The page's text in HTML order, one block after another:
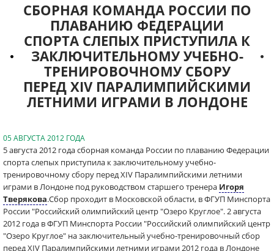
СБОРНАЯ КОМАНДА РОССИИ ПО
ПЛАВАНИЮ ФЕДЕРАЦИИ
СПОРТА СЛЕПЫХ ПРИСТУПИЛА К
ЗАКЛЮЧИТЕЛЬНОМУ УЧЕБНО-
ТРЕНИРОВОЧНОМУ СБОРУ
ПЕРЕД XIV ПАРАЛИМПИЙСКИМИ
ЛЕТНИМИ ИГРАМИ В ЛОНДОНЕ
05 АВГУСТА 2012 ГОДА
5 августа 2012 года сборная команда России по плаванию Федерации
спорта слепых приступила к заключительному учебно-
тренировочному сбору перед XIV Паралимпийскими летними
играми в Лондоне под руководством старшего тренера Игоря
Тверякова.Сбор проходит в Московской области, в ФГУП Минспорта
России "Российский олимпийский центр "Озеро Круглое". 2 августа
2012 года в ФГУП Минспорта России "Российский олимпийский центр
"Озеро Круглое" на заключительный учебно-тренировочный сбор
перед XIV Паралимпийскими летними играми 2012 года в Лондоне